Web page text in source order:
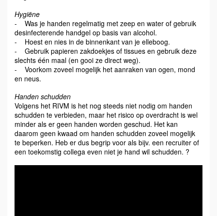
Hygiëne
- Was je handen regelmatig met zeep en water of gebruik
desinfecterende handgel op basis van alcohol.
- Hoest en nies in de binnenkant van je elleboog.
- Gebruik papieren zakdoekjes of tissues en gebruik deze
slechts één maal (en gooi ze direct weg).
- Voorkom zoveel mogelijk het aanraken van ogen, mond
en neus.
Handen schudden
Volgens het RIVM is het nog steeds niet nodig om handen
schudden te verbieden, maar het risico op overdracht is wel
minder als er geen handen worden geschud. Het kan
daarom geen kwaad om handen schudden zoveel mogelijk
te beperken. Heb er dus begrip voor als bijv. een recruiter of
een toekomstig collega even niet je hand wil schudden. ?